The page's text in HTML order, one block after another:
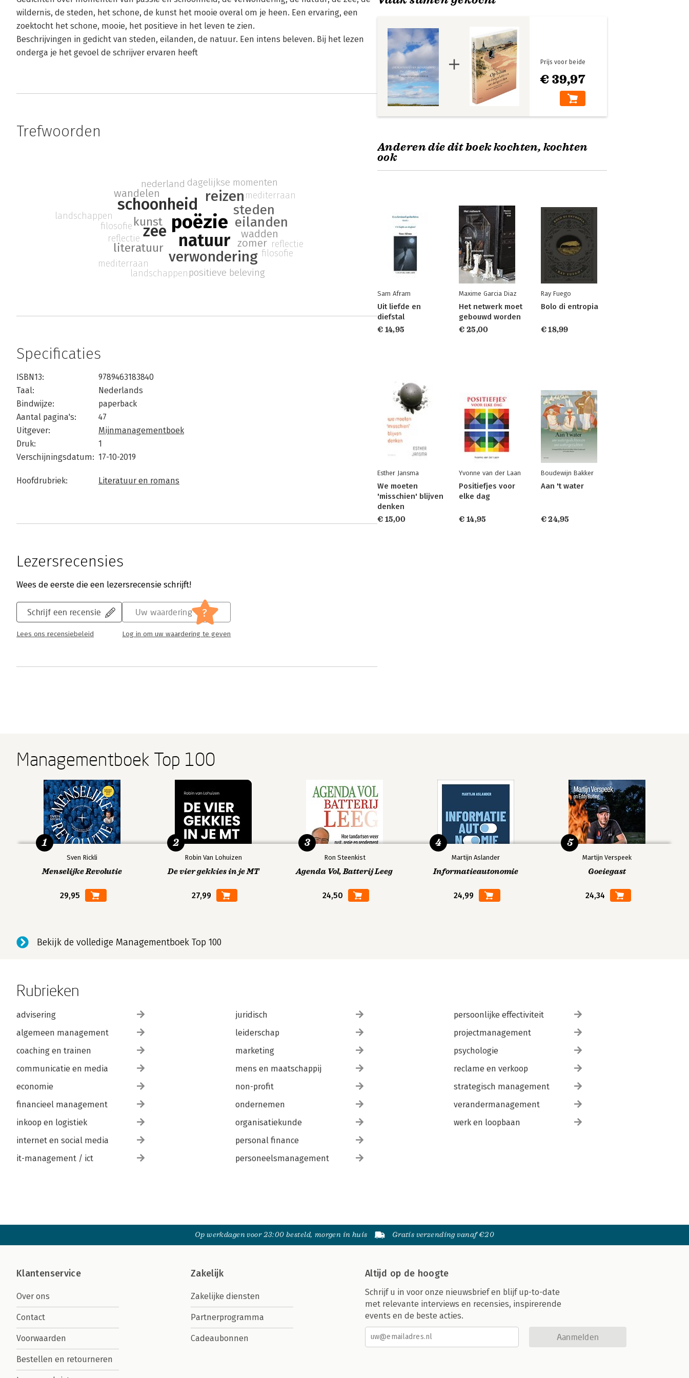
wildernis, de steden, het schone, de kunst het mooie overal om je heen. Een ervaring, een
zoektocht het schone, mooie, het positieve in het leven te zien.
Beschrijvingen in gedicht van steden, eilanden, de natuur. Een intens beleven. Bij het lezen
onderga je het gevoel de schrijver ervaren heeft
Trefwoorden
poëzie
natuur
schoonheid
zee
verwondering
reizen
steden
eilanden
literatuur
kunst
wadden
zomer
wandelen
nederland dagelijkse momenten
positieve beleving
mediterraan
landschappen
reflectie
filosofie
mediterraan
landschappen
reflectie
filosofie
Specificaties
ISBN13:
9789463183840
Taal:
Nederlands
Bindwijze:
paperback
Aantal pagina's:
47
Uitgever:
Mijnmanagementboek
Druk:
1
Verschijningsdatum: 17-10-2019
Hoofdrubriek: Literatuur en romans
Lezersrecensies
Wees de eerste die een lezersrecensie schrijft!
Schrijf een recensie
Lees ons recensiebeleid
Uw waardering ?
Log in om uw waardering te geven
€ 39,97
Prijs voor beide
Anderen die dit boek kochten, kochten
ook
Sam Afram
Uit liefde en
diefstal
€ 14,95
Maxime Garcia Diaz
Het netwerk moet
gebouwd worden
€ 25,00
Ray Fuego
Bolo di entropia
€ 18,99
Esther Jansma
We moeten
'misschien' blijven
denken
€ 15,00
Yvonne van der Laan
Positiefjes voor
elke dag
€ 14,95
Boudewijn Bakker
Aan 't water
€ 24,95
Managementboek Top 100
Sven Rickli
Menselijke Revolutie
29,95
1
Robin Van Lohuizen
De vier gekkies in je MT
27,99
2
Ron Steenkist
Agenda Vol, Batterij Leeg
24,50
3
Martijn Aslander
Informatieautonomie
24,99
4
Martijn Verspeek
Goeiegast
24,34
5
Bekijk de volledige Managementboek Top 100
Rubrieken
advisering
algemeen management
coaching en trainen
communicatie en media
economie
financieel management
inkoop en logistiek
internet en social media
it-management / ict
juridisch
leiderschap
marketing
mens en maatschappij
non-profit
ondernemen
organisatiekunde
personal finance
personeelsmanagement
persoonlijke effectiviteit
projectmanagement
psychologie
reclame en verkoop
strategisch management
verandermanagement
werk en loopbaan
Op werkdagen voor 23:00 besteld, morgen in huis Gratis verzending vanaf €20
Klantenservice
Over ons
Contact
Voorwaarden
Bestellen en retourneren
Zakelijk
Zakelijke diensten
Partnerprogramma
Cadeaubonnen
Altijd op de hoogte
Schrijf u in voor onze nieuwsbrief en blijf up-to-date
met relevante interviews en recensies, inspirerende
events en de beste acties.
Aanmelden